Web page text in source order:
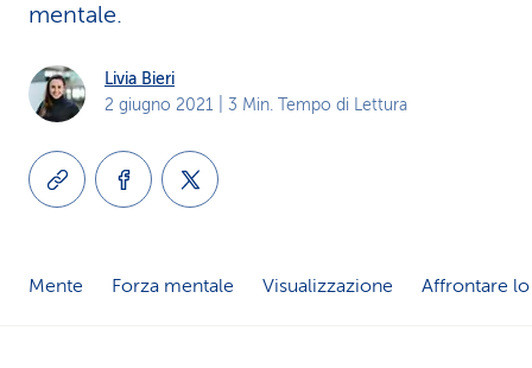
i
e
mentale.
Livia Bieri
2 giugno 2021 | 3 Min. Tempo di Lettura
Mente Forza mentale Visualizzazione Affrontare lo